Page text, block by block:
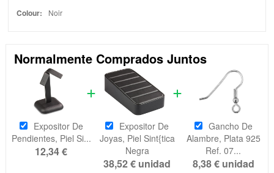
Colour: Noir
Normalmente Comprados Juntos
Expositor De
Pendientes, Piel Si...
12,34 €
Expositor De
Joyas, Piel Sint{tica
Negra
38,52 € unidad
Gancho De
Alambre, Plata 925
Ref. 07...
8,38 € unidad